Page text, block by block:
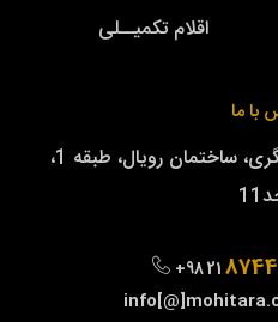
اقلام تکمیــلی
با ما
تهران، اقدسیه، نرسیده به لنگری، ساختمان رویال، طبقه 1،
+98 218744